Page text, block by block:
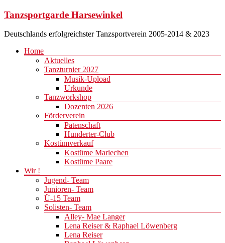
Zum
springen
Tanzsportgarde Harsewinkel
Deutschlands erfolgreichster Tanzsportverein 2005-2014 & 2023
Menü
Home
Aktuelles
Tanzturnier 2027
Musik-Upload
Urkunde
Tanzworkshop
Dozenten 2026
Förderverein
Patenschaft
Hunderter-Club
Kostümverkauf
Kostüme Mariechen
Kostüme Paare
Wir !
Jugend- Team
Junioren- Team
Ü-15 Team
Solisten- Team
Alley- Mae Langer
Lena Reiser & Raphael Löwenberg
Lena Reiser